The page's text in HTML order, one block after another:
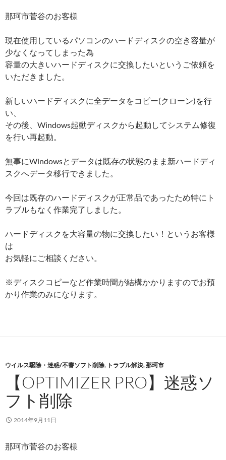
那珂市菅谷のお客様
現在使用しているパソコンのハードディスクの空き容量が
少なくなってしまった為
容量の大きいハードディスクに交換したいというご依頼を
いただきました。
新しいハードディスクに全データをコピー(クローン)を行
い、
その後、Windows起動ディスクから起動してシステム修復
を行い再起動。
無事にWindowsとデータは既存の状態のまま新ハードディ
スクへデータ移行できました。
今回は既存のハードディスクが正常品であったため特にト
ラブルもなく作業完了しました。
ハードディスクを大容量の物に交換したい！というお客様
は
お気軽にご相談ください。
※ディスクコピーなど作業時間が結構かかりますのでお預
かり作業のみになります。
ウイルス駆除・迷惑/不審ソフト削除, トラブル解決,那珂市
【OPTIMIZER PRO】迷惑ソ
フト削除
2014年9月11日
那珂市菅谷のお客様